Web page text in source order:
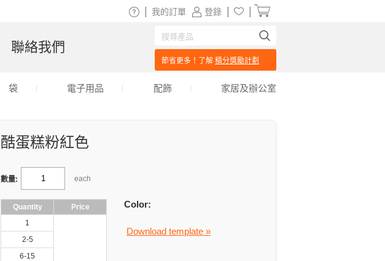
酷蛋糕粉紅色
數量: each
Quantity
Price
1
2-5
6-15
Color:
Download template »
登錄
我的訂單
聯絡我們
節省更多！了解 積分獎勵計劃
袋 電子用品 配飾 家居及辦公室